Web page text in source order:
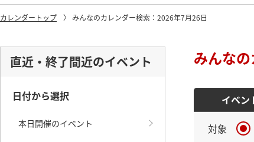
カレンダートップ みんなのカレンダー検索：2026年7月26日
直近・終了間近のイベント
日付から選択
本日開催のイベント
みんな
イベン
対象